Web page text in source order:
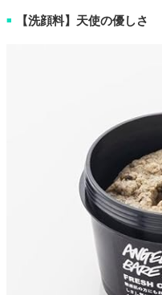
■ 【洗顔料】天使の優しさ